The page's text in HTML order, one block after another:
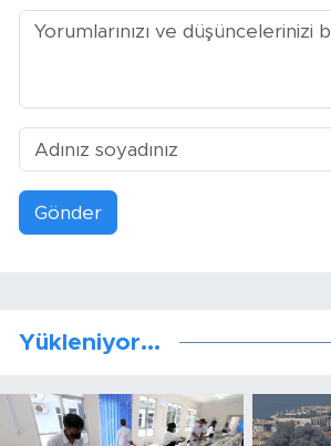
Gönder
Yükleniyor...